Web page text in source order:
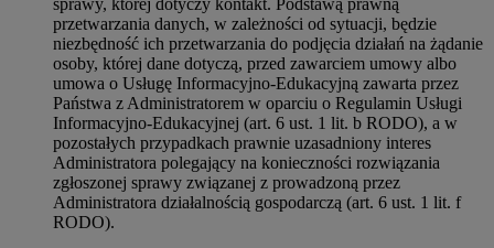
przetwarzania danych, w zależności od sytuacji, będzie
niezbędność ich przetwarzania do podjęcia działań na żądanie
osoby, której dane dotyczą, przed zawarciem umowy albo
umowa o Usługę Informacyjno-Edukacyjną zawarta przez
Państwa z Administratorem w oparciu o Regulamin Usługi
Informacyjno-Edukacyjnej (art. 6 ust. 1 lit. b RODO), a w
pozostałych przypadkach prawnie uzasadniony interes
Administratora polegający na konieczności rozwiązania
zgłoszonej sprawy związanej z prowadzoną przez
Administratora działalnością gospodarczą (art. 6 ust. 1 lit. f
RODO).